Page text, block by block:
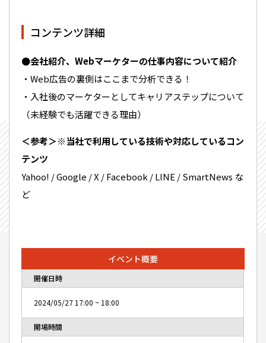
コンテンツ詳細
●会社紹介、Webマーケターの仕事内容について紹介
・Web広告の裏側はここまで分析できる！
・入社後のマーケターとしてキャリアステップについて
（未経験でも活躍できる理由）
＜参考＞※当社で利用している技術や対応しているコン
テンツ
Yahoo! / Google / X / Facebook / LINE / SmartNews な
ど
イベント概要
開催日時
2024/05/27 17:00 ~ 18:00
開場時間